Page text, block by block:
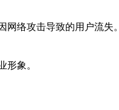
络攻击导致的用户流失。
形象。